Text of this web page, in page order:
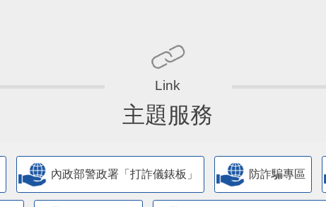
主題服務
內政部警政署「打詐儀錶板」 防詐騙專區